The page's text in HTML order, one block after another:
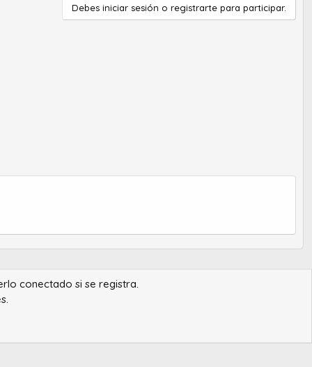
Debes iniciar sesión o registrarte para participar.
conectado si se registra.